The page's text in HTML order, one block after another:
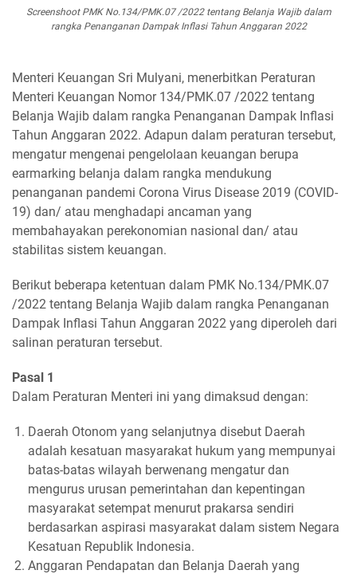
Screenshoot PMK No.134/PMK.07 /2022 tentang Belanja Wajib dalam
rangka Penanganan Dampak Inflasi Tahun Anggaran 2022
Menteri Keuangan Sri Mulyani, menerbitkan Peraturan
Menteri Keuangan Nomor 134/PMK.07 /2022 tentang
Belanja Wajib dalam rangka Penanganan Dampak Inflasi
Tahun Anggaran 2022. Adapun dalam peraturan tersebut,
mengatur mengenai pengelolaan keuangan berupa
earmarking belanja dalam rangka mendukung
penanganan pandemi Corona Virus Disease 2019 (COVID-
19) dan/ atau menghadapi ancaman yang
membahayakan perekonomian nasional dan/ atau
stabilitas sistem keuangan.
Berikut beberapa ketentuan dalam PMK No.134/PMK.07
/2022 tentang Belanja Wajib dalam rangka Penanganan
Dampak Inflasi Tahun Anggaran 2022 yang diperoleh dari
salinan peraturan tersebut.
Pasal 1
Dalam Peraturan Menteri ini yang dimaksud dengan:
Daerah Otonom yang selanjutnya disebut Daerah
adalah kesatuan masyarakat hukum yang mempunyai
batas-batas wilayah berwenang mengatur dan
mengurus urusan pemerintahan dan kepentingan
masyarakat setempat menurut prakarsa sendiri
berdasarkan aspirasi masyarakat dalam sistem Negara
Kesatuan Republik Indonesia.
Anggaran Pendapatan dan Belanja Daerah yang